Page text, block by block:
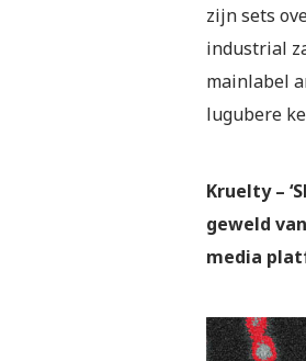
zijn sets
industrial
mainlabel
lugubere
Kruelty –
geweld
media